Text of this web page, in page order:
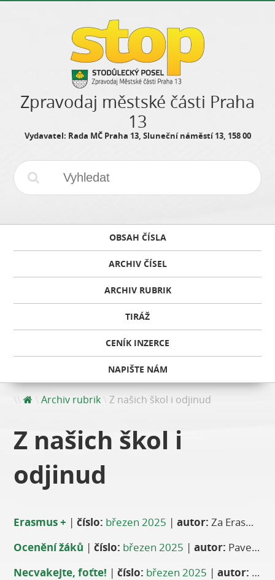
Zpravodaj městské části Praha
13
Vydavatel: Rada MČ Praha 13, Sluneční náměstí 13, 158 00
OBSAH ČÍSLA
ARCHIV ČÍSEL
ARCHIV RUBRIK
TIRÁŽ
CENÍK INZERCE
NAPIŠTE NÁM
Archiv rubrik Z našich škol i odjinud
Z našich škol i
odjinud
Erasmus + |číslo: březen 2025 |autor: Za Erasmus tým Lucie Petrova
Ocenění žáků |číslo: březen 2025 |autor: Pavel Petrnoušek
Necvakejte, foťte! |číslo: březen 2025 |autor: